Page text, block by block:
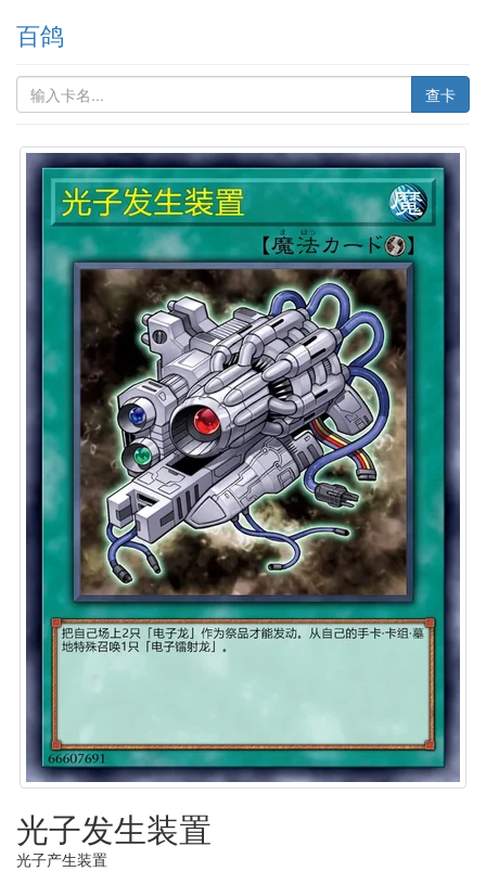
百鸽
查卡
光子发生装置
光子产生装置